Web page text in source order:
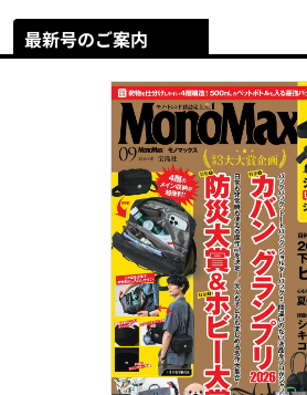
最新号のご案内